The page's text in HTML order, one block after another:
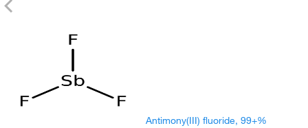
Antimony(III) fluoride, 99+%